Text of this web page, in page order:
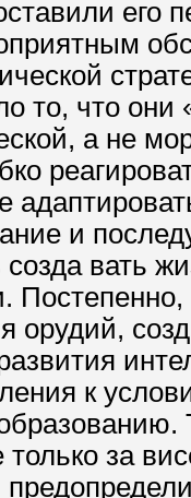
его
то, что они
а не
и
созда вать
орудий,
к
за